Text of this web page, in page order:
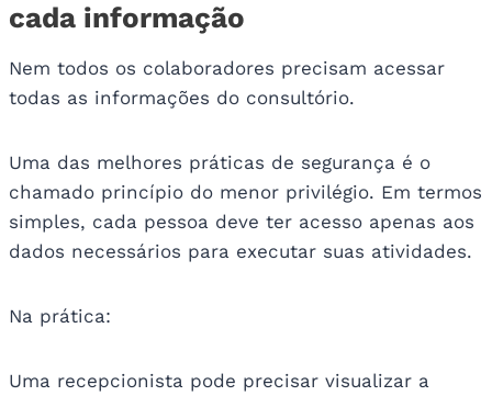
cada informação
Nem todos os colaboradores precisam acessar
todas as informações do consultório.
Uma das melhores práticas de segurança é o
chamado princípio do menor privilégio. Em termos
simples, cada pessoa deve ter acesso apenas aos
dados necessários para executar suas atividades.
Na prática:
Uma recepcionista pode precisar visualizar a